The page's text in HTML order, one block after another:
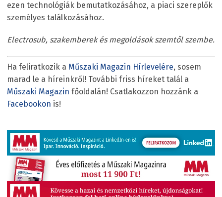
ezen technológiák bemutatkozásához, a piaci szereplők
személyes találkozásához.
Electrosub, szakemberek és megoldások szemtől szembe.
Ha feliratkozik a Műszaki Magazin Hírlevelére, sosem
marad le a híreinkről! További friss híreket talál a
Műszaki Magazin főoldalán! Csatlakozzon hozzánk a
Facebookon is!